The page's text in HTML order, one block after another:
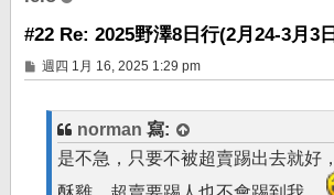
#22 Re: 2025野澤8日行(2月24-3月3
文
章
週四 1月 16, 2025 1:29 pm
norman 寫:
是不急，只要不被超賣踢出去就好